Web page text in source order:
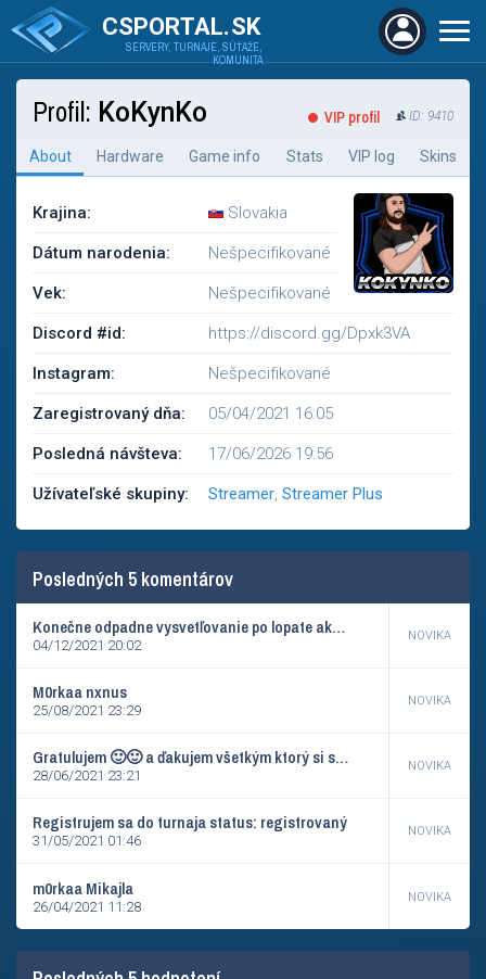
CSPORTAL.SK
SERVERY, TURNAJE, SÚŤAŽE,
KOMUNITA
Profil: KoKynKo VIP profil ID: 9410
About Hardware Game info Stats VIP log Skins
Krajina: Slovakia
Dátum narodenia: Nešpecifikované
Vek: Nešpecifikované
Discord #id: https://discord.gg/Dpxk3VA
Instagram: Nešpecifikované
Zaregistrovaný dňa: 05/04/2021 16:05
Posledná návšteva: 17/06/2026 19:56
Užívateľské skupiny: Streamer, Streamer Plus
Posledných 5 komentárov
Konečne odpadne vysvetľovanie po lopate ako robiť zápis a GG screen 😂
04/12/2021 20:02
NOVIKA
M0rkaa nxnus
25/08/2021 23:29
NOVIKA
Gratulujem 🙂🙂 a ďakujem všetkým ktorý si so mnou zahrali 🙂
28/06/2021 23:21
NOVIKA
Registrujem sa do turnaja status: registrovaný
31/05/2021 01:46
NOVIKA
m0rkaa Mikajla
26/04/2021 11:28
NOVIKA